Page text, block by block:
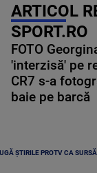
ARTICOL
SPORT.RO
FOTO
'interzisă' pe
CR7 s-a
baie pe barcă
ȘTIRILE PROTV CA SURSĂ